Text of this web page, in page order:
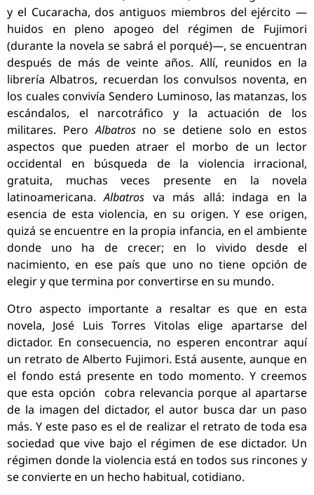
y el Cucaracha, dos antiguos miembros del ejército —
huidos en pleno apogeo del régimen de Fujimori
(durante la novela se sabrá el porqué)—, se encuentran
después de más de veinte años. Allí, reunidos en la
librería Albatros, recuerdan los convulsos noventa, en
los cuales convivía Sendero Luminoso, las matanzas, los
escándalos, el narcotráfico y la actuación de los
militares. PeroAlbatrosno se detiene solo en estos
aspectos que pueden atraer el morbo de un lector
occidental en búsqueda de la violencia irracional,
gratuita, muchas veces presente en la novela
latinoamericana.Albatros va más allá: indaga en la
esencia de esta violencia, en su origen. Y ese origen,
quizá se encuentre en la propia infancia, en el ambiente
donde uno ha de crecer; en lo vivido desde el
nacimiento, en ese país que uno no tiene opción de
elegir y que termina por convertirse en su mundo.
Otro aspecto importante a resaltar es que en esta
novela, José Luis Torres Vitolas elige apartarse del
dictador. En consecuencia, no esperen encontrar aquí
un retrato de Alberto Fujimori. Está ausente, aunque en
el fondo está presente en todo momento. Y creemos
que esta opción cobra relevancia porque al apartarse
de la imagen del dictador, el autor busca dar un paso
más. Y este paso es el de realizar el retrato de toda esa
sociedad que vive bajo el régimen de ese dictador. Un
régimen donde la violencia está en todos sus rincones y
se convierte en un hecho habitual, cotidiano.